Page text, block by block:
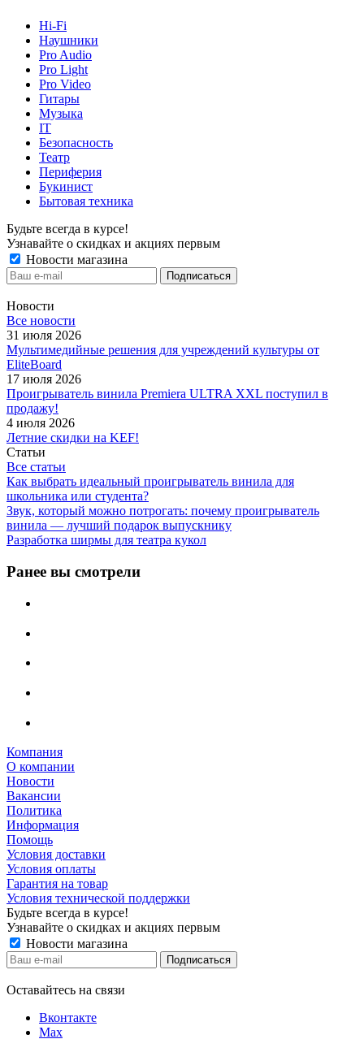
Hi-Fi
Наушники
Pro Audio
Pro Light
Pro Video
Гитары
Музыка
IT
Безопасность
Театр
Периферия
Букинист
Бытовая техника
Будьте всегда в курсе!
Узнавайте о скидках и акциях первым
Новости магазина
Новости
Все новости
31 июля 2026
Мультимедийные решения для учреждений культуры от
EliteBoard
17 июля 2026
Проигрыватель винила Premiera ULTRA XXL поступил в
продажу!
4 июля 2026
Летние скидки на KEF!
Статьи
Все статьи
Как выбрать идеальный проигрыватель винила для
школьника или студента?
Звук, который можно потрогать: почему проигрыватель
винила — лучший подарок выпускнику
Разработка ширмы для театра кукол
Ранее вы смотрели
Компания
О компании
Новости
Вакансии
Политика
Информация
Помощь
Условия доставки
Условия оплаты
Гарантия на товар
Условия технической поддержки
Будьте всегда в курсе!
Узнавайте о скидках и акциях первым
Новости магазина
Оставайтесь на связи
Вконтакте
Max